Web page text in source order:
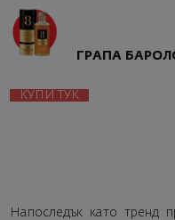
ГРАПА
КУПИ ТУК
Напоследък като тренд